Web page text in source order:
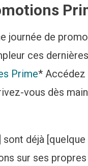
journée de
ces
Prime* Accédez
vous dès
déjà
sur ses